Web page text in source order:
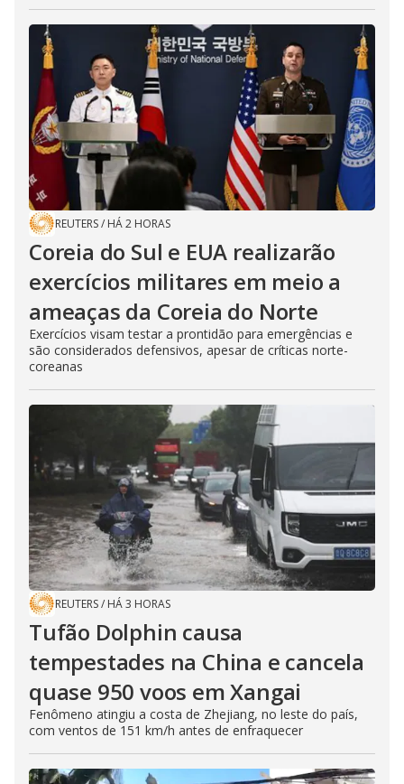
REUTERS/ HÁ 2 HORAS
Coreia do Sul e EUA realizarão
exercícios militares em meio a
ameaças da Coreia do Norte
Exercícios visam testar a prontidão para emergências e
são considerados defensivos, apesar de críticas norte-
coreanas
REUTERS/ HÁ 3 HORAS
Tufão Dolphin causa
tempestades na China e cancela
quase 950 voos em Xangai
Fenômeno atingiu a costa de Zhejiang, no leste do país,
com ventos de 151 km/h antes de enfraquecer